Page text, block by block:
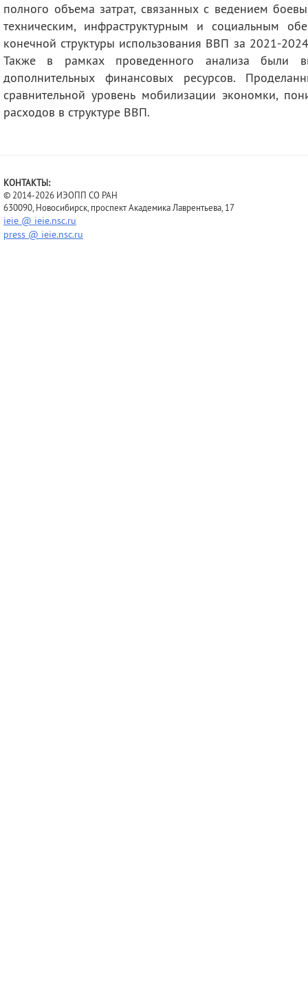
полного объема затрат, связанных с ведением
техническим, инфраструктурным и социальным
конечной структуры использования ВВП за 2021-
Также в рамках проведенного анализа были
дополнительных финансовых ресурсов.
сравнительной уровень мобилизации экономки,
расходов в структуре ВВП.
КОНТАКТЫ:
© 2014-2026 ИЭОПП СО РАН
630090, Новосибирск, проспект Академика Лаврентьева, 17
ieie @ ieie.nsc.ru
press @ ieie.nsc.ru